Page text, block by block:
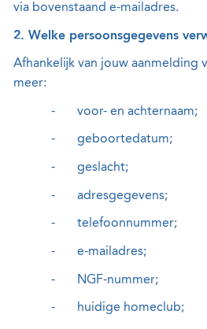
via bovenstaand e-mailadres.
2. Welke persoonsgegevens
Afhankelijk van jouw aanmelding
meer:
- voor- en achternaam;
- geboortedatum;
- geslacht;
- adresgegevens;
- telefoonnummer;
- e-mailadres;
- NGF-nummer;
- huidige homeclub;